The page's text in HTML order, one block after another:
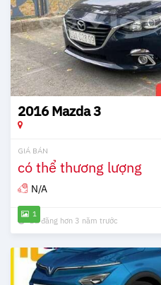
1
2016 Mazda 3
GIÁ BÁN
có thể thương lượng
N/A
Đã đăng hơn 3 năm trước